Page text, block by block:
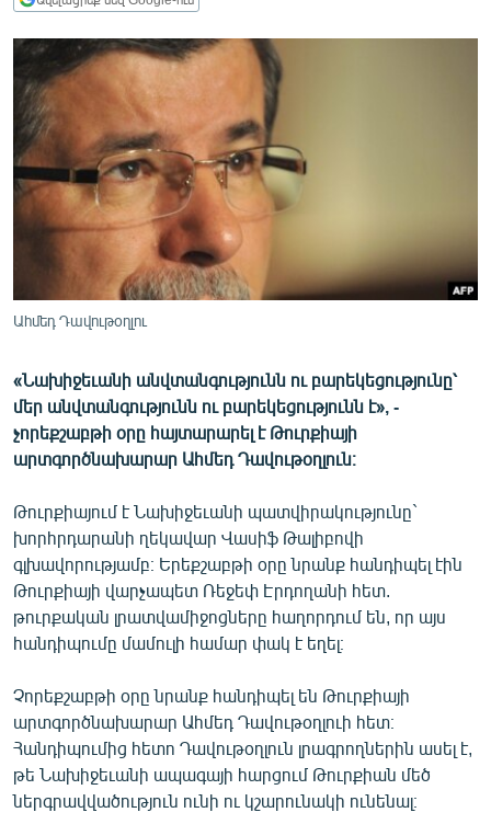
ՏԱՐԱԾԱՇՐՋԱՆ
ՄԻՋԱԶԳԱՅԻՆ
ՄՇԱԿՈՒՅԹ
ՍՊՈՐՏ
ՄԵԿՆԱԲԱՆՈՒԹՅՈՒՆ
ՏՏ ԵՒ ԻՆՏԵՐՆԵՏ
ՏԵՍԱՆՅՈՒԹԵՐ
ԲԱՆԱՎԵՃ
ՁԳՏԵԼՈՎ ԼԱՎԱԳՈՒՅՆԻՆ
ՓՈԴՔԱՍԹ
Հայերեն
English
Русский
ՀԵՏԵՎԵՔ ՄԵԶ
Ահմեդ Դավութօղլու
«Նախիջեւանի անվտանգությունն ու բարեկեցությունը՝
մեր անվտանգությունն ու բարեկեցությունն է», -
չորեքշաբթի օրը հայտարարել է Թուրքիայի
արտգործնախարար Ահմեդ Դավութօղլուն։
Թուրքիայում է Նախիջեւանի պատվիրակությունը`
խորհրդարանի ղեկավար Վասիֆ Թալիբովի
գլխավորությամբ։ Երեքշաբթի օրը նրանք հանդիպել էին
Թուրքիայի վարչապետ Ռեջեփ Էրդողանի հետ.
թուրքական լրատվամիջոցները հաղորդում են, որ այս
հանդիպումը մամուլի համար փակ է եղել։
Չորեքշաբթի օրը նրանք հանդիպել են Թուրքիայի
արտգործնախարար Ահմեդ Դավութօղլուի հետ։
Հանդիպումից հետո Դավութօղլուն լրագրողներին ասել է,
թե Նախիջեւանի ապագայի հարցում Թուրքիան մեծ
ներգրավվածություն ունի ու կշարունակի ունենալ։